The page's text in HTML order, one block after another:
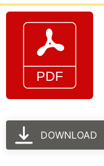
DOWNLOAD